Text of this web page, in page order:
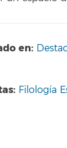
en:
Filología